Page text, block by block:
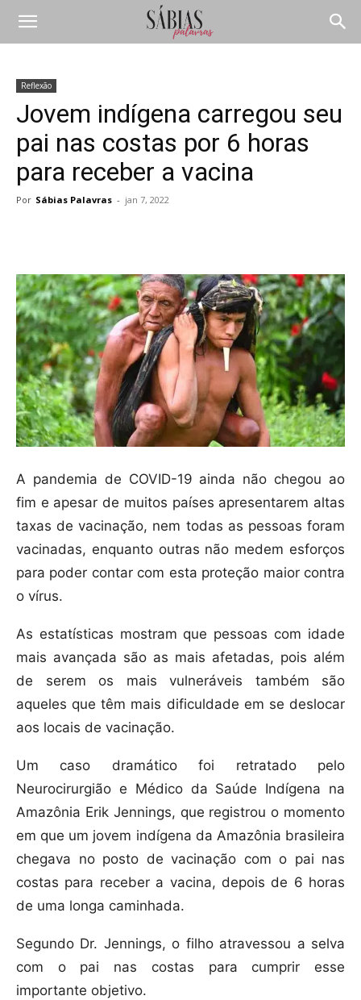
Reflexão
Jovem indígena carregou seu
pai nas costas por 6 horas
para receber a vacina
Por Sábias Palavras - jan 7, 2022
A pandemia de COVID-19 ainda não chegou ao
fim e apesar de muitos países apresentarem altas
taxas de vacinação, nem todas as pessoas foram
vacinadas, enquanto outras não medem esforços
para poder contar com esta proteção maior contra
o vírus.
As estatísticas mostram que pessoas com idade
mais avançada são as mais afetadas, pois além
de serem os mais vulneráveis também são
aqueles que têm mais dificuldade em se deslocar
aos locais de vacinação.
Um caso dramático foi retratado pelo
Neurocirurgião e Médico da Saúde Indígena na
Amazônia Erik Jennings, que registrou o momento
em que um jovem indígena da Amazônia brasileira
chegava no posto de vacinação com o pai nas
costas para receber a vacina, depois de 6 horas
de uma longa caminhada.
Segundo Dr. Jennings, o filho atravessou a selva
com o pai nas costas para cumprir esse
importante objetivo.